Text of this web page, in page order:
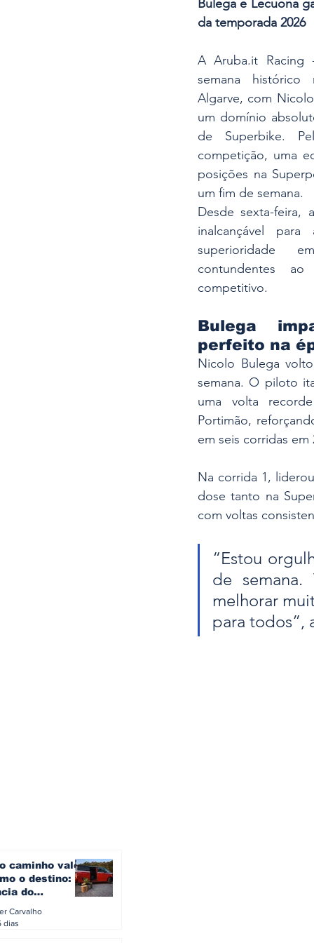
Bulega e Lecuona
da temporada 2026
A Aruba.it Racing
semana
Algarve, com Nicolo
um domínio
de Superbike.
competição, uma
posições na
um fim de semana.
Desde sexta-
inalcançável
superioridade
contundentes
competitivo.
Bulega
perfeito na
Nicolo Bulega
semana. O piloto
uma volta
Portimão,
em seis corridas em
Na corrida 1,
dose tanto na
com voltas
“Estou
de semana.
melhorar
para todos”,
caminho vale
o destino: a
do
europeu
Carvalho
dias